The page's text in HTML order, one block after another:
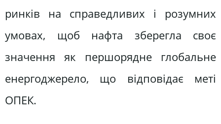
ринків на справедливих і розумних
умовах, щоб нафта зберегла своє
значення як першорядне глобальне
енергоджерело, що відповідає меті
ОПЕК.